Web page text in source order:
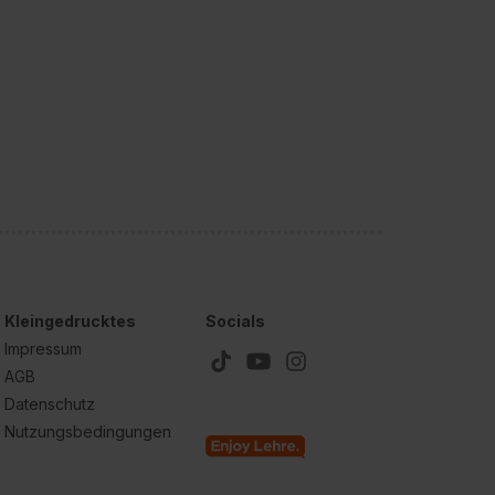
Kleingedrucktes
Impressum
AGB
Datenschutz
Nutzungsbedingungen
Socials